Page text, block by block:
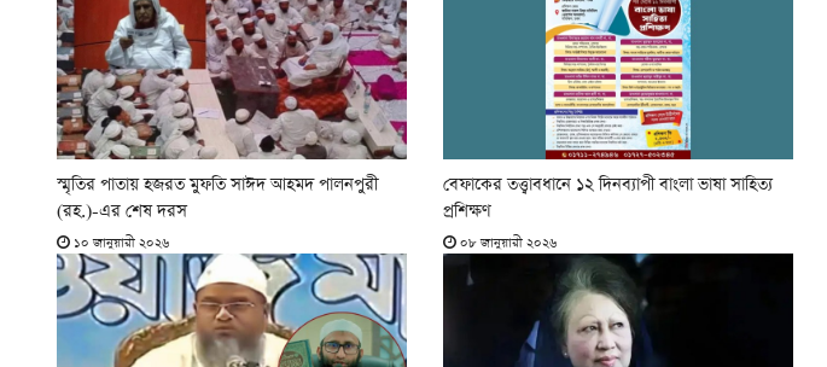
স্মৃতির পাতায় হজরত মুফতি সাঈদ আহমদ পালনপুরী
(রহ.)-এর শেষ দরস
১০ জানুয়ারী ২০২৬
বেফাকের তত্ত্বাবধানে ১২ দিনব্যাপী বাংলা ভাষা সাহিত্য
প্রশিক্ষণ
০৮ জানুয়ারী ২০২৬